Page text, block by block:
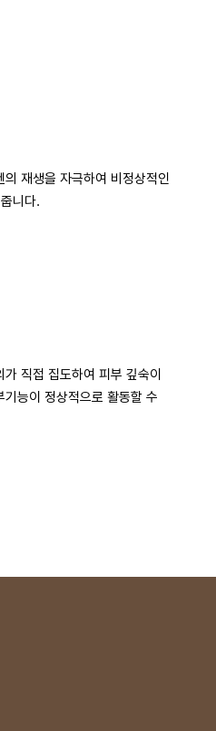
재생을 자극하여 비정상적인
니다.
직접 집도하여 피부 깊숙이
능이 정상적으로 활동할 수